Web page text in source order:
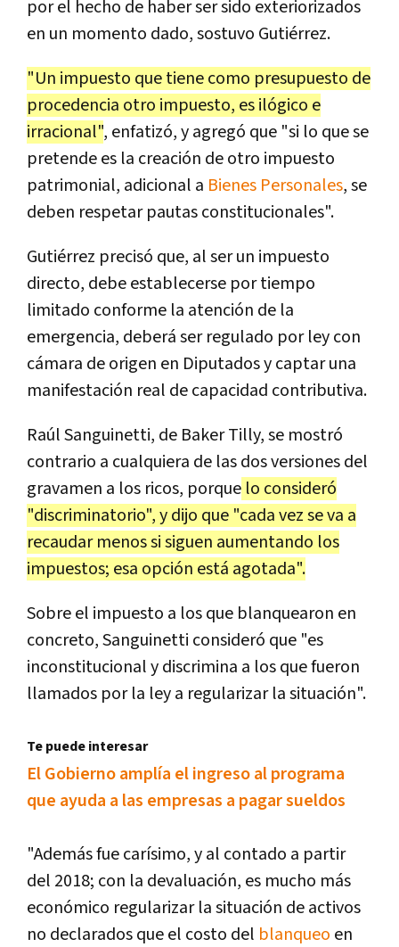
por el hecho de haber ser sido exteriorizados
en un momento dado, sostuvo Gutiérrez.
"Un impuesto que tiene como presupuesto de
procedencia otro impuesto, es ilógico e
irracional", enfatizó, y agregó que "si lo que se
pretende es la creación de otro impuesto
patrimonial, adicional a Bienes Personales, se
deben respetar pautas constitucionales".
Gutiérrez precisó que, al ser un impuesto
directo, debe establecerse por tiempo
limitado conforme la atención de la
emergencia, deberá ser regulado por ley con
cámara de origen en Diputados y captar una
manifestación real de capacidad contributiva.
Raúl Sanguinetti, de Baker Tilly, se mostró
contrario a cualquiera de las dos versiones del
gravamen a los ricos, porque lo consideró
"discriminatorio", y dijo que "cada vez se va a
recaudar menos si siguen aumentando los
impuestos; esa opción está agotada".
Sobre el impuesto a los que blanquearon en
concreto, Sanguinetti consideró que "es
inconstitucional y discrimina a los que fueron
llamados por la ley a regularizar la situación".
Te puede interesar
El Gobierno amplía el ingreso al programa
que ayuda a las empresas a pagar sueldos
"Además fue carísimo, y al contado a partir
del 2018; con la devaluación, es mucho más
económico regularizar la situación de activos
no declarados que el costo del blanqueo en